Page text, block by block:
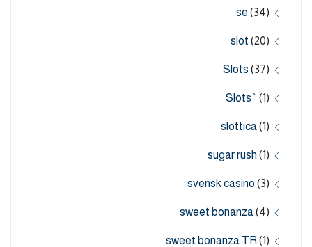
se (34)
slot (20)
Slots (37)
Slots` (1)
slottica(1)
sugar rush (1)
svensk casino (3)
sweet bonanza(4)
sweet bonanza TR(1)